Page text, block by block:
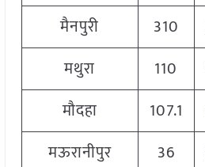
मैनपुरी
310
मथुरा
110
मौदहा
107.1
मऊरानीपुर
36